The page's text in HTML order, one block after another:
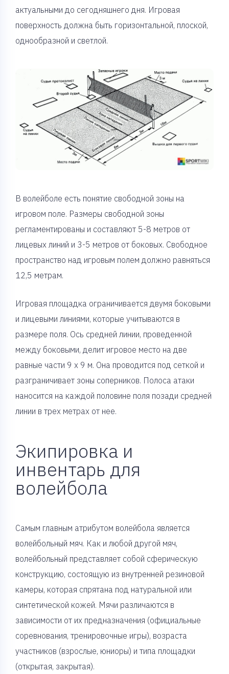
актуальными до сегодняшнего дня. Игровая
поверхность должна быть горизонтальной, плоской,
однообразной и светлой.
В волейболе есть понятие свободной зоны на
игровом поле. Размеры свободной зоны
регламентированы и составляют 5-8 метров от
лицевых линий и 3-5 метров от боковых. Свободное
пространство над игровым полем должно равняться
12,5 метрам.
Игровая площадка ограничивается двумя боковыми
и лицевыми линиями, которые учитываются в
размере поля. Ось средней линии, проведенной
между боковыми, делит игровое место на две
равные части 9 х 9 м. Она проводится под сеткой и
разграничивает зоны соперников. Полоса атаки
наносится на каждой половине поля позади средней
линии в трех метрах от нее.
Экипировка и
инвентарь для
волейбола
Самым главным атрибутом волейбола является
волейбольный мяч. Как и любой другой мяч,
волейбольный представляет собой сферическую
конструкцию, состоящую из внутренней резиновой
камеры, которая спрятана под натуральной или
синтетической кожей. Мячи различаются в
зависимости от их предназначения (официальные
соревнования, тренировочные игры), возраста
участников (взрослые, юниоры) и типа площадки
(открытая, закрытая).